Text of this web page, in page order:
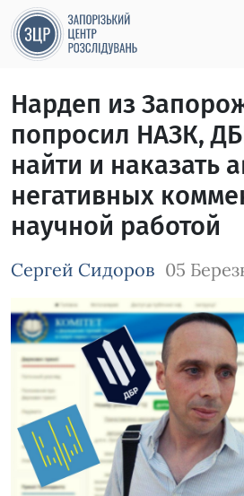
Нардеп из
попросил НАЗК,
найти и наказать
негативных
научной работой
Сергей Сидоров 05
Зображення завантажується